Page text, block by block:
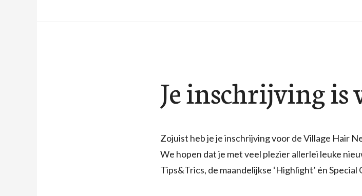
Je inschrijving
Zojuist heb je je inschrijving voor de Village Hair
We hopen dat je met veel plezier allerlei leuke
Tips&Trics, de maandelijkse ‘Highlight’ én